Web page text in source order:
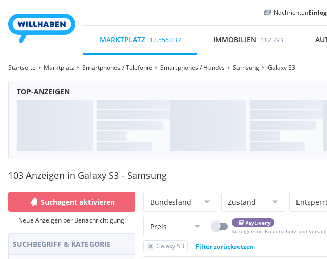
Nachrichten
MARKTPLATZ 12.556.037 IMMOBILIEN 112.793
Startseite Marktplatz Smartphones / Telefonie Smartphones / Handys Samsung Galaxy S3
TOP-ANZEIGEN
103 Anzeigen in Galaxy S3 - Samsung
Suchagent aktivieren
Neue Anzeigen per Benachrichtigung!
SUCHBEGRIFF & KATEGORIE
Bundesland Zustand
Preis
PayLivery
Anzeigen mit Käuferschutz und
Galaxy S3 Filter zurücksetzen